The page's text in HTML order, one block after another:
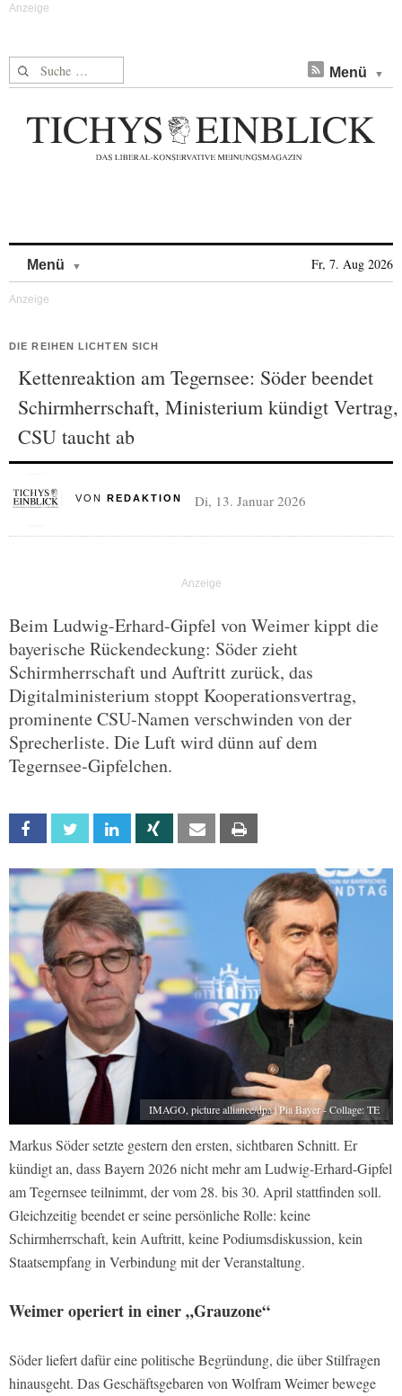
Suche nach: Menü
Menü Fr, 7. Aug 2026
DIE REIHEN LICHTEN SICH
Kettenreaktion am Tegernsee: Söder beendet
Schirmherrschaft, Ministerium kündigt Vertrag,
CSU taucht ab
VON REDAKTION Di, 13. Januar 2026
Beim Ludwig-Erhard-Gipfel von Weimer kippt die
bayerische Rückendeckung: Söder zieht
Schirmherrschaft und Auftritt zurück, das
Digitalministerium stoppt Kooperationsvertrag,
prominente CSU-Namen verschwinden von der
Sprecherliste. Die Luft wird dünn auf dem
Tegernsee-Gipfelchen.
Facebook Twitter Linkedin Xing Email
IMAGO, picture alliance/dpa | Pia Bayer - Collage: TE
Markus Söder setzte gestern den ersten, sichtbaren Schnitt. Er
kündigt an, dass Bayern 2026 nicht mehr am Ludwig-Erhard-Gipfel
am Tegernsee teilnimmt, der vom 28. bis 30. April stattfinden soll.
Gleichzeitig beendet er seine persönliche Rolle: keine
Schirmherrschaft, kein Auftritt, keine Podiumsdiskussion, kein
Staatsempfang in Verbindung mit der Veranstaltung.
Weimer operiert in einer „Grauzone“
Söder liefert dafür eine politische Begründung, die über Stilfragen
hinausgeht. Das Geschäftsgebaren von Wolfram Weimer bewege